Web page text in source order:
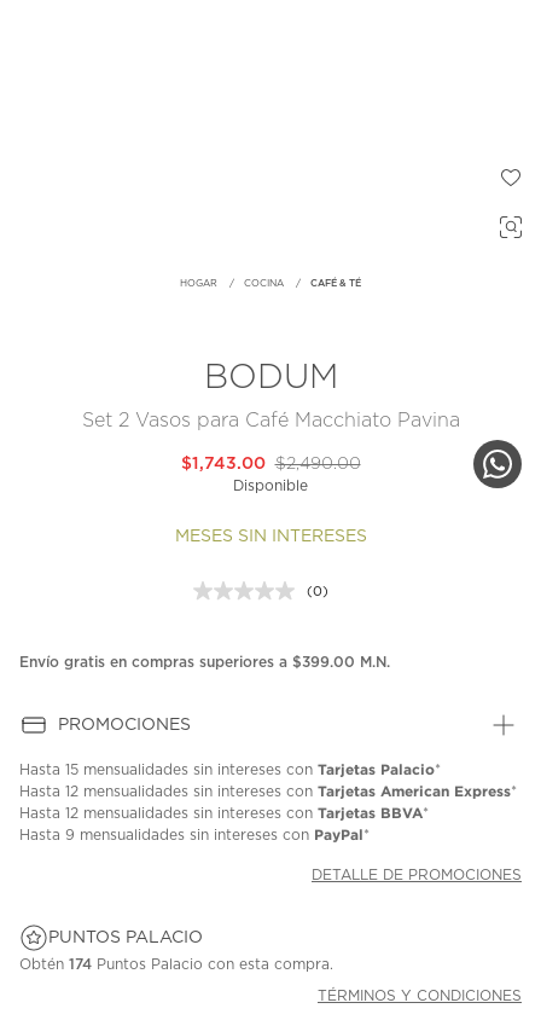
HOGAR COCINA CAFÉ & TÉ
BODUM
Set 2 Vasos para Café Macchiato Pavina
$2,490.00
$1,743.00
Disponible
MESES SIN INTERESES
Sin
en
(0)
Envío gratis en compras superiores a $399.00 M.N.
PROMOCIONES
Hasta 15 mensualidades sin intereses con Tarjetas Palacio*
Hasta 12 mensualidades sin intereses con Tarjetas American Express*
Hasta 12 mensualidades sin intereses con Tarjetas BBVA*
Hasta 9 mensualidades sin intereses con PayPal*
DETALLE DE PROMOCIONES
PUNTOS PALACIO
Obtén 174 Puntos Palacio con esta compra.
TÉRMINOS Y CONDICIONES